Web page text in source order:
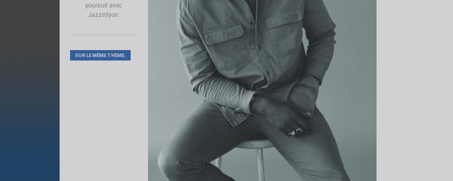
poursuit avec
Jazzinlyon.
SUR LE MÊME THÈME: